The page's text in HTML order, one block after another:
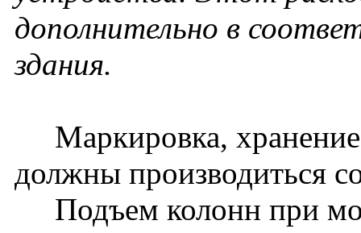
дополнительно в
здания.
Маркировка,
должны производиться
Подъем колонн при